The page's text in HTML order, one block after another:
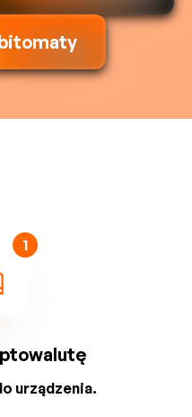
1
urządzenia.